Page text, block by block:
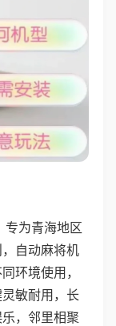
专为青海地区
自动麻将机
环境使用，
敏耐用，长
，邻里相聚